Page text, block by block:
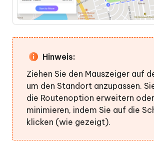
Hinweis:
Ziehen Sie den Mauszeiger auf
um den Standort anzupassen.
die Routenoption erweitern oder
minimieren, indem Sie auf die
klicken (wie gezeigt).